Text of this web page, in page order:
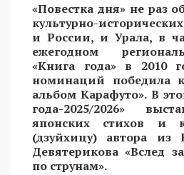
«Повестка дня» не раз
культурно-
и России, и Урала, в
ежегодном
«Книга года» в 2010
номинаций победила
альбом Карафуто». В
года-2025/2026»
японских стихов и
(дзуйхицу) автора
Девятерикова «Вслед
по струнам».